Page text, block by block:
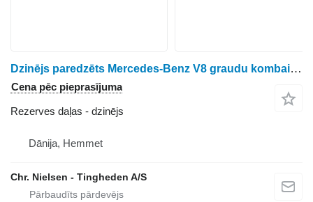
Dzinējs paredzēts Mercedes-Benz V8 graudu kombaina
Cena pēc pieprasījuma
Rezerves daļas - dzinējs
Dānija, Hemmet
Chr. Nielsen - Tingheden A/S